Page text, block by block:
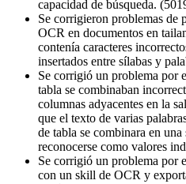
capacidad de búsqueda.
Se corrigieron problemas de
OCR en documentos en
contenía caracteres
insertados entre sílabas y
Se corrigió un problema por
tabla se combinaban
columnas adyacentes en la
que el texto de varias
de tabla se combinara en
reconocerse como valores
Se corrigió un problema por
con un skill de OCR y